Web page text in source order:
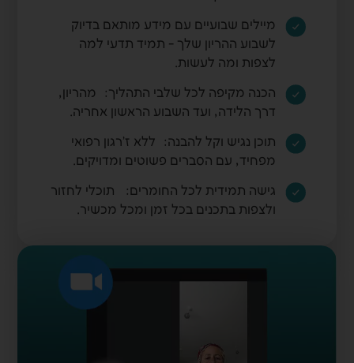
מיילים שבועיים עם מידע מותאם בדיוק
לשבוע ההריון שלך - תמיד תדעי למה
לצפות ומה לעשות.
הכנה מקיפה לכל שלבי התהליך: מהריון,
דרך הלידה, ועד השבוע הראשון אחריה.
תוכן נגיש וקל להבנה: ללא ז'רגון רפואי
מפחיד, עם הסברים פשוטים ומדויקים.
גישה תמידית לכל החומרים: תוכלי לחזור
ולצפות בתכנים בכל זמן ומכל מכשיר.